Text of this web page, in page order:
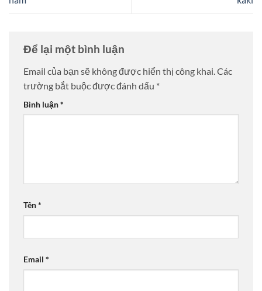
Để lại một bình luận
Email của bạn sẽ không được hiển thị công khai. Các
trường bắt buộc được đánh dấu *
Bình luận*
Tên*
Email *